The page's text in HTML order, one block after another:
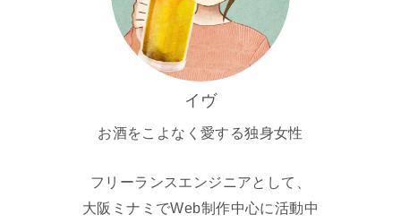
イヴ
お酒をこよなく愛する独身女性
フリーランスエンジニアとして、
大阪ミナミでWeb制作中心に活動中